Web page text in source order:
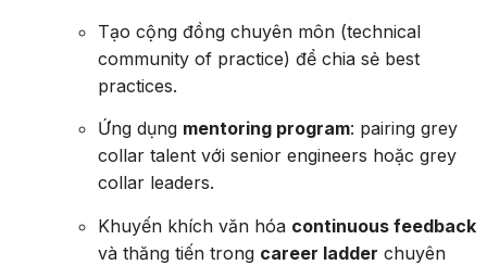
Tạo cộng đồng chuyên môn (technical
community of practice) để chia sẻ best
practices.
Ứng dụng mentoring program: pairing grey
collar talent với senior engineers hoặc grey
collar leaders.
Khuyến khích văn hóa continuous feedback
và thăng tiến trong career ladder chuyên